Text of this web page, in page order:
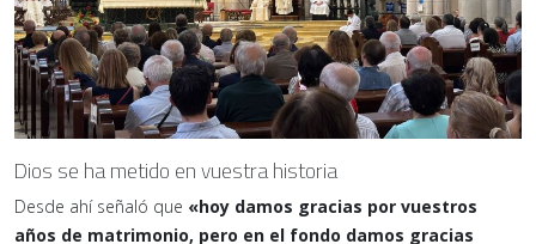
Dios se ha metido en vuestra historia
Desde ahí señaló que «hoy damos gracias por vuestros
años de matrimonio, pero en el fondo damos gracias